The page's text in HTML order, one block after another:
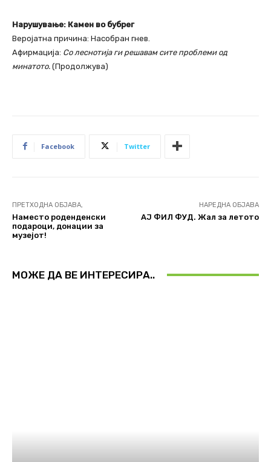
Нарушување: Камен во бубрег
Веројатна причина: Насобран гнев.
Афирмација: Со леснотија ги решавам сите проблеми од
минатото. (Продолжува)
Facebook Twitter
ПРЕТХОДНА ОБЈАВА,
Наместо роденденски
подароци, донации за
музејот!
НАРЕДНА ОБЈАВА
АЈ ФИЛ ФУД. Жал за летото
МОЖЕ ДА ВЕ ИНТЕРЕСИРА..